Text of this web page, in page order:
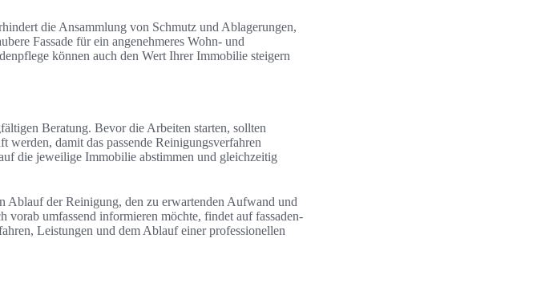
die Ansammlung von Schmutz und Ablagerungen,
Fassade für ein angenehmeres Wohn- und
können auch den Wert Ihrer Immobilie steigern
Beratung. Bevor die Arbeiten starten, sollten
werden, damit das passende Reinigungsverfahren
die jeweilige Immobilie abstimmen und gleichzeitig
Ablauf der Reinigung, den zu erwartenden Aufwand und
umfassend informieren möchte, findet auf fassaden-
Leistungen und dem Ablauf einer professionellen